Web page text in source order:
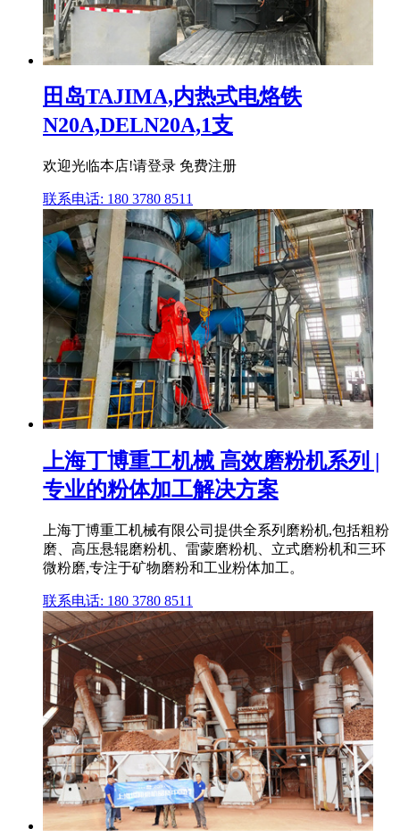
田岛TAJIMA,内热式电烙铁
N20A,DELN20A,1支
欢迎光临本店!请登录 免费注册
联系电话: 180 3780 8511
上海丁博重工机械 高效磨粉机系列 |
专业的粉体加工解决方案
上海丁博重工机械有限公司提供全系列磨粉机,包括粗粉
磨、高压悬辊磨粉机、雷蒙磨粉机、立式磨粉机和三环
微粉磨,专注于矿物磨粉和工业粉体加工。
联系电话: 180 3780 8511